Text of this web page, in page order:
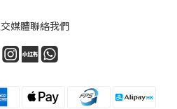
媒體聯絡我們